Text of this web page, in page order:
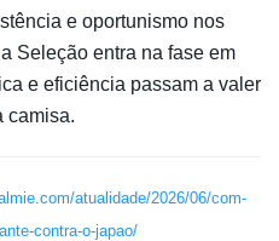
e oportunismo nos
Seleção entra na fase em
e eficiência passam a valer
camisa.
atualidade/2026/06/com-
contra-o-japao/